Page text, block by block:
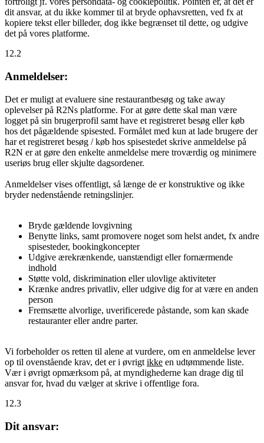
dit ansvar, at du ikke kommer til at bryde ophavsretten, ved fx at
kopiere tekst eller billeder, dog ikke begrænset til dette, og udgive
det på vores platforme.
12.2
Anmeldelser:
Det er muligt at evaluere sine restaurantbesøg og take away
oplevelser på R2Ns platforme. For at gøre dette skal man være
logget på sin brugerprofil samt have et registreret besøg eller køb
hos det pågældende spisested. Formålet med kun at lade brugere der
har et registreret besøg / køb hos spisestedet skrive anmeldelse på
R2N er at gøre den enkelte anmeldelse mere troværdig og minimere
useriøs brug eller skjulte dagsordener.
Anmeldelser vises offentligt, så længe de er konstruktive og ikke
bryder nedenstående retningslinjer.
Bryde gældende lovgivning
Benytte links, samt promovere noget som helst andet, fx andre
spisesteder, bookingkoncepter
Udgive ærekrænkende, uanstændigt eller fornærmende
indhold
Støtte vold, diskrimination eller ulovlige aktiviteter
Krænke andres privatliv, eller udgive dig for at være en anden
person
Fremsætte alvorlige, uverificerede påstande, som kan skade
restauranter eller andre parter.
Vi forbeholder os retten til alene at vurdere, om en anmeldelse lever
op til ovenstående krav, det er i øvrigt ikke en udtømmende liste.
Vær i øvrigt opmærksom på, at myndighederne kan drage dig til
ansvar for, hvad du vælger at skrive i offentlige fora.
12.3
Dit ansvar: